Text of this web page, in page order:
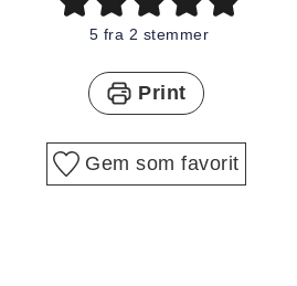
5 fra 2 stemmer
Print
Gem som favorit